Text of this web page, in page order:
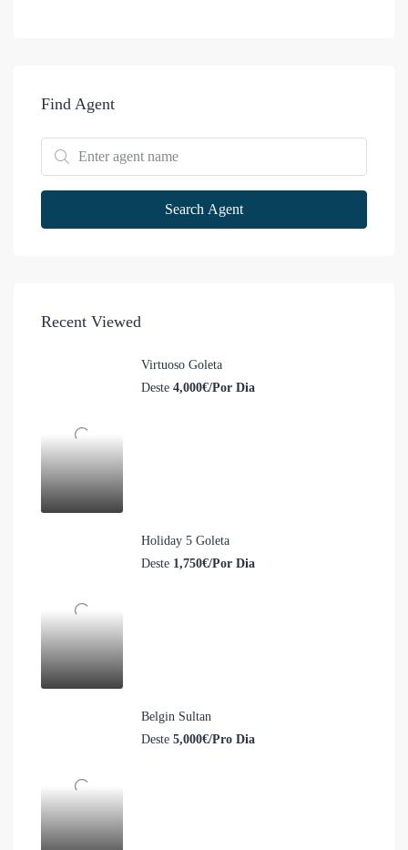
Find Agent
Search Agent
Recent Viewed
Virtuoso Goleta
Deste 4,000€/Por Dia
Holiday 5 Goleta
Deste 1,750€/Por Dia
Belgin Sultan
Deste 5,000€/Pro Dia